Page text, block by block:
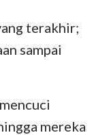
terakhir;
sampai
mereka